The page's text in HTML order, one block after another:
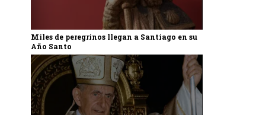
Miles de peregrinos llegan a Santiago en su
Año Santo